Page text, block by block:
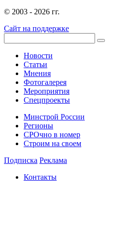
© 2003 - 2026 гг.
Сайт на поддержке
Новости
Статьи
Мнения
Фотогалерея
Мероприятия
Спецпроекты
Минстрой России
Регионы
СРОчно в номер
Строим на своем
Подписка Реклама
Контакты